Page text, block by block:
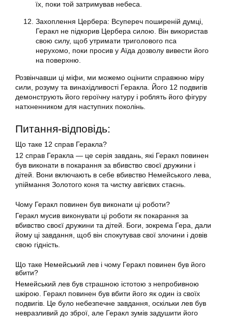
їх, поки той затримував небеса.
Захоплення Цербера: Всупереч поширеній думці,
Геракл не підкорив Цербера силою. Він використав
свою силу, щоб утримати триголового пса
нерухомо, поки просив у Аїда дозволу вивести його
на поверхню.
Розвінчавши ці міфи, ми можемо оцінити справжню міру
сили, розуму та винахідливості Геракла. Його 12 подвигів
демонструють його героїчну натуру і роблять його фігуру
натхненником для наступних поколінь.
Питання-відповідь:
Що таке 12 справ Геракла?
12 справ Геракла — це серія завдань, які Геракл повинен
був виконати в покарання за вбивство своєї дружини і
дітей. Вони включають в себе вбивство Немейського лева,
упіймання Золотого коня та чистку авгієвих стаєнь.
Чому Геракл повинен був виконати ці роботи?
Геракл мусив виконувати ці роботи як покарання за
вбивство своєї дружини та дітей. Боги, зокрема Гера, дали
йому ці завдання, щоб він спокутував свої злочини і довів
свою гідність.
Що таке Немейський лев і чому Геракл повинен був його
вбити?
Немейський лев був страшною істотою з непробивною
шкірою. Геракл повинен був вбити його як один із своїх
подвигів. Це було небезпечне завдання, оскільки лев був
невразливий до зброї, але Геракл зумів задушити його